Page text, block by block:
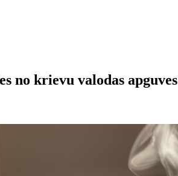
no krievu valodas apguves